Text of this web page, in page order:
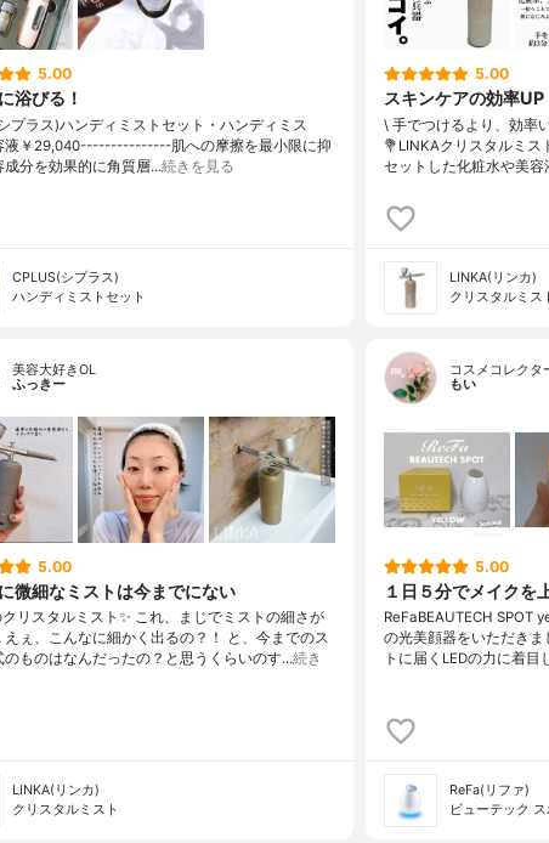
5.00
浴びる！
プラス)ハンディミストセット・ハンディミス
液￥29,040---------------肌への摩擦を最小限に抑
成分を効果的に角質層…続きを見る
CPLUS(シプラス)
ハンディミストセット
5.00
スキンケアの効率UP
\ 手でつけるより、効率
💐LINKAクリスタルミ
セットした化粧水や美
LINKA(リンカ)
クリスタルミス
美容大好きOL
ふっきー
5.00
微細なミストは今までにない
クリスタルミスト✨ これ、まじでミストの細さが
ぇ、こんなに細かく出るの？！ と、今までのス
のものはなんだったの？と思うくらいのす…続き
LINKA(リンカ)
クリスタルミスト
コスメコレクタ
もい
5.00
１日５分でメイクを
ReFaBEAUTECH SPOT
の光美顔器をいただき
トに届くLEDの力に着目
ReFa(リファ)
ビューテック ス